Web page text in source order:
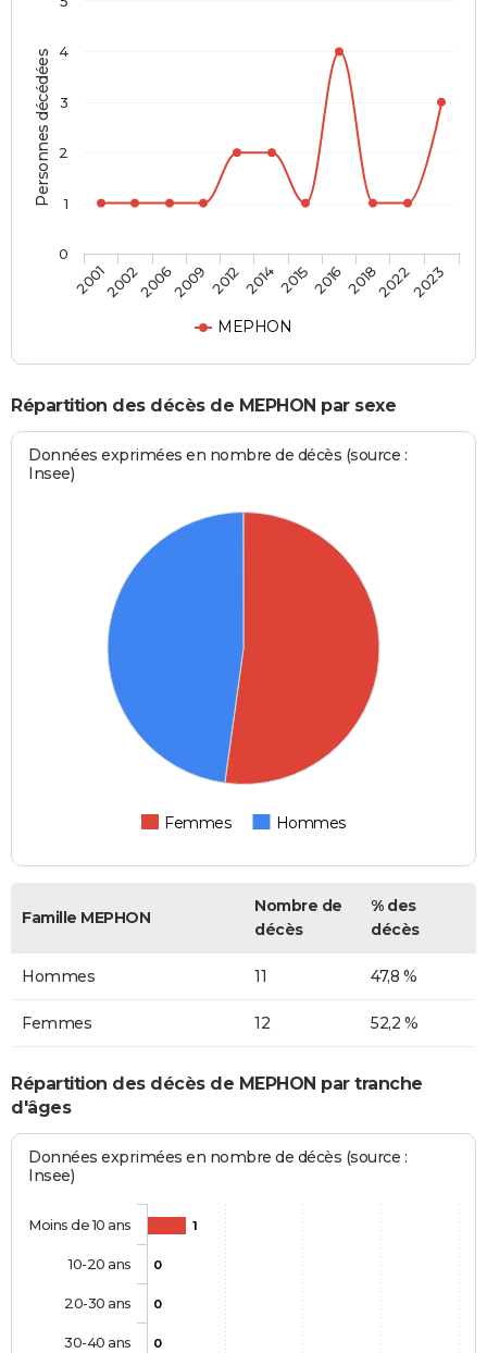
Personnes décédées
MEPHON
2001200220062009 2012201420152016201820222023
0
1
2
3
4
Répartition des décès de MEPHON par sexe
Données exprimées en nombre de décès (source :
Insee)
Femmes Hommes
Famille MEPHON
Nombre de
décès
% des
décès
Hommes 11 47,8 %
Femmes 12 52,2 %
Répartition des décès de MEPHON par tranche
d'âges
Données exprimées en nombre de décès (source :
Insee)
1
0
0
0
Moins de 10 ans
10-20 ans
20-30 ans
30-40 ans